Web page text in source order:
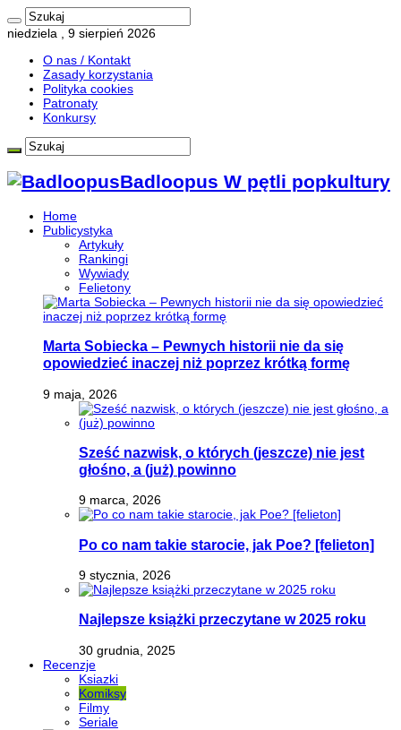
niedziela , 9 sierpień 2026
O nas / Kontakt
Zasady korzystania
Polityka cookies
Patronaty
Konkursy
Badloopus W pętli popkultury
Home
Publicystyka
Artykuły
Rankingi
Wywiady
Felietony
Marta Sobiecka – Pewnych historii nie da się
opowiedzieć inaczej niż poprzez krótką formę
9 maja, 2026
Sześć nazwisk, o których (jeszcze) nie jest
głośno, a (już) powinno
9 marca, 2026
Po co nam takie starocie, jak Poe? [felieton]
9 stycznia, 2026
Najlepsze książki przeczytane w 2025 roku
30 grudnia, 2025
Recenzje
Ksiazki
Komiksy
Filmy
Seriale